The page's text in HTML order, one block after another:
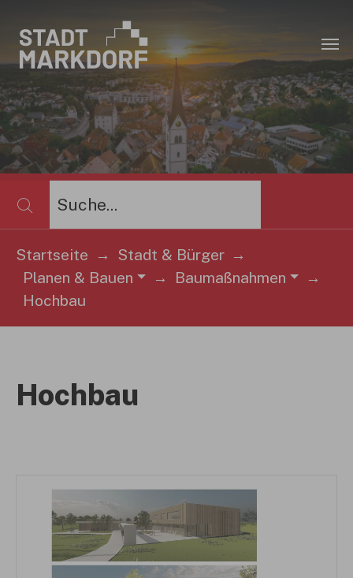
Sie sind hier:
Startseite
Stadt & Bürger
Planen & Bauen
Baumaßnahmen
Hochbau
Hochbau
×